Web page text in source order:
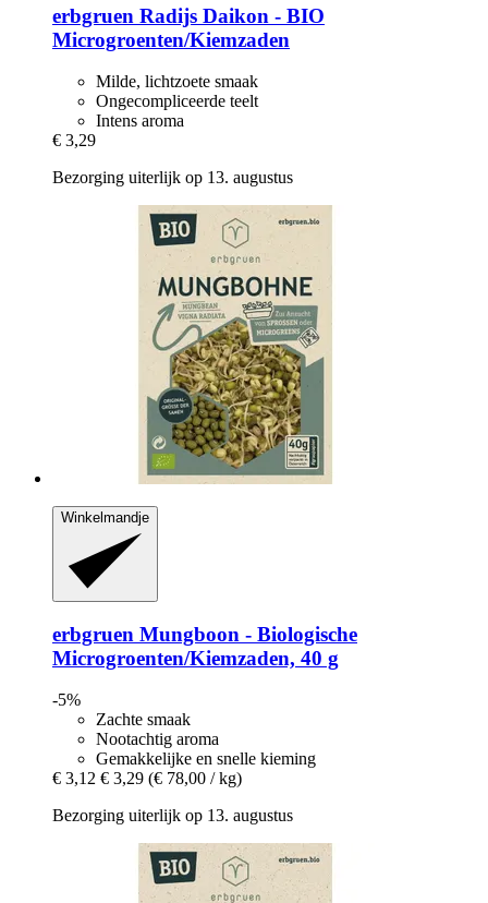
erbgruen Radijs Daikon -​ BIO
Microgroenten/Kiemzaden
Milde, lichtzoete smaak
Ongecompliceerde teelt
Intens aroma
€ 3,29
Bezorging uiterlijk op 13. augustus
Winkelmandje
erbgruen Mungboon -​ Biologische
Microgroenten/Kiemzaden, 40 g
-5%
Zachte smaak
Nootachtig aroma
Gemakkelijke en snelle kieming
€ 3,12 € 3,29 (€ 78,00 / kg)
Bezorging uiterlijk op 13. augustus